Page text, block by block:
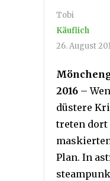
Tobi
Käuflich
26. August
2016 –
düstere
treten
Plan. In